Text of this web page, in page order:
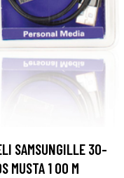
SAMSUNGILLE 30-
MUSTA 1 00 M